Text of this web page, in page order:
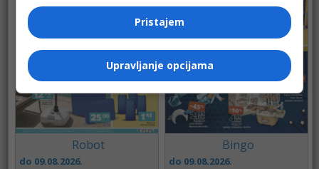
Robot
do 09.08.2026.
Bingo
do 09.08.2026.
Pristajem
Upravljanje opcijama